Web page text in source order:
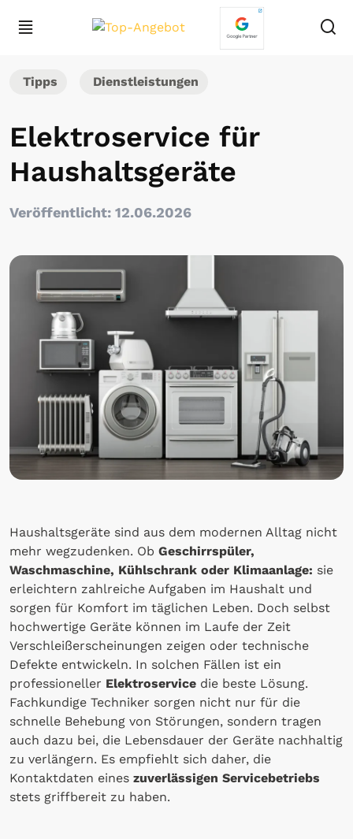
Tipps Dienstleistungen
Elektroservice für
Haushaltsgeräte
Veröffentlicht: 12.06.2026
Haushaltsgeräte sind aus dem modernen Alltag nicht
mehr wegzudenken. Ob Geschirrspüler,
Waschmaschine, Kühlschrank oder Klimaanlage: sie
erleichtern zahlreiche Aufgaben im Haushalt und
sorgen für Komfort im täglichen Leben. Doch selbst
hochwertige Geräte können im Laufe der Zeit
Verschleißerscheinungen zeigen oder technische
Defekte entwickeln. In solchen Fällen ist ein
professioneller Elektroservice die beste Lösung.
Fachkundige Techniker sorgen nicht nur für die
schnelle Behebung von Störungen, sondern tragen
auch dazu bei, die Lebensdauer der Geräte nachhaltig
zu verlängern. Es empfiehlt sich daher, die
Kontaktdaten eines zuverlässigen Servicebetriebs
stets griffbereit zu haben.